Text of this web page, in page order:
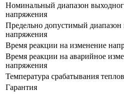
Номинальный диапазон
напряжения
Предельно допустимый диапазон
напряжения
Время реакции на изменение
Время реакции на аварийное
напряжения
Температура срабатывания
Гарантия